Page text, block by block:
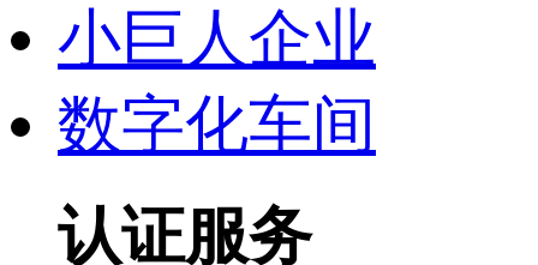
小巨人企业
数字化车间
认证服务